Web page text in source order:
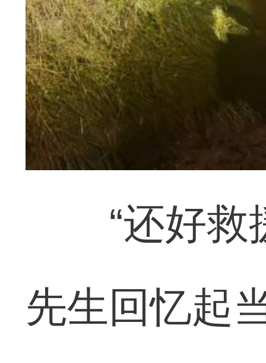
“还好救援
先生回忆起